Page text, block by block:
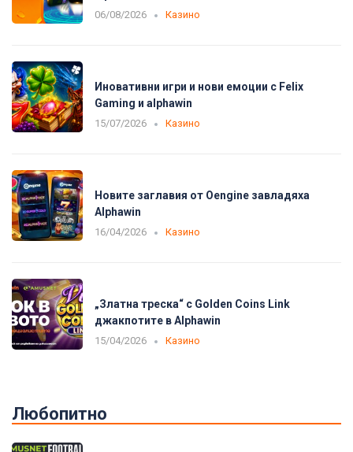
06/08/2026 Казино
Иновативни игри и нови емоции с Felix
Gaming и alphawin
15/07/2026 Казино
Новите заглавия от Oengine завладяха
Alphawin
16/04/2026 Казино
„Златна треска“ с Golden Coins Link
джакпотите в Alphawin
15/04/2026 Казино
Любопитно